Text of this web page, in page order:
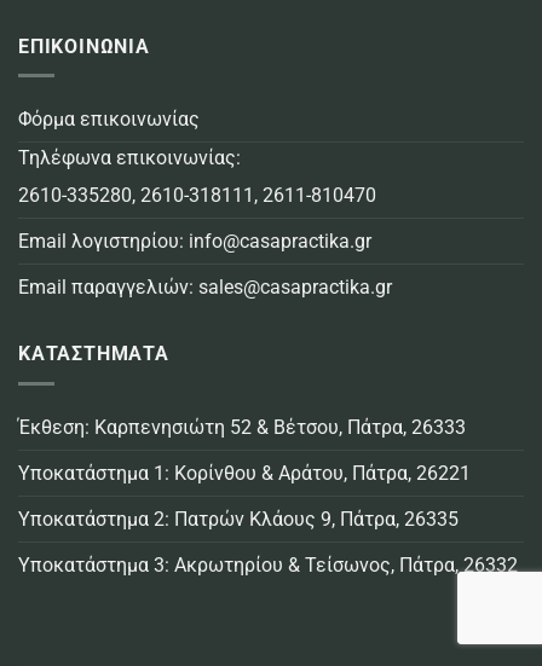
ΕΠΙΚΟΙΝΩΝΙΑ
Φόρμα επικοινωνίας
Τηλέφωνα επικοινωνίας:
2610-335280, 2610-318111 , 2611-810470
Email λογιστηρίου: info@casapractika.gr
Email παραγγελιών: sales@casapractika.gr
ΚΑΤΑΣΤΗΜΑΤΑ
Έκθεση: Καρπενησιώτη 52 & Βέτσου, Πάτρα, 26333
Υποκατάστημα 1: Κορίνθου & Αράτου, Πάτρα, 26221
Υποκατάστημα 2: Πατρών Κλάους 9, Πάτρα, 26335
Υποκατάστημα 3: Ακρωτηρίου & Τείσωνος, Πάτρα, 26332